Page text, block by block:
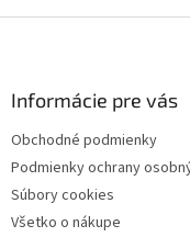
Informácie pre vás
Obchodné podmienky
Podmienky ochrany
Súbory cookies
Všetko o nákupe